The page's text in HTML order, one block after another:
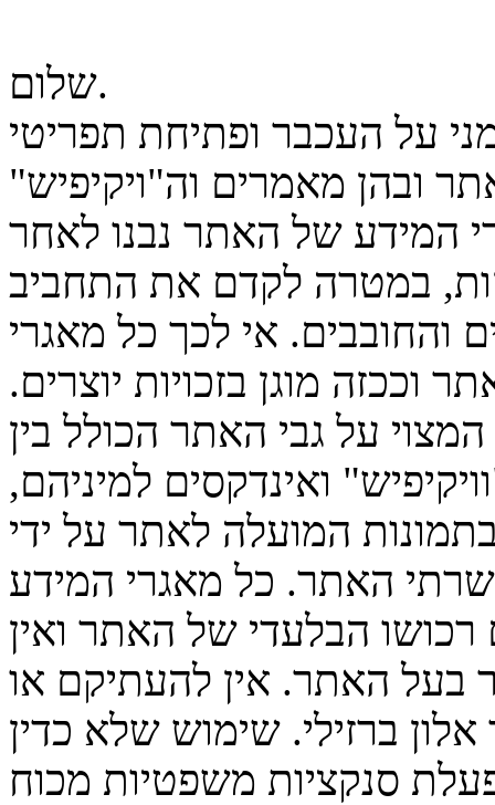
שלום.
על העכבר ופתיחת תפריטי
ובהן מאמרים וה"ויקיפיש"
המידע של האתר נבנו לאחר
במטרה לקדם את התחביב
והחובבים. אי לכך כל מאגרי
וככזה מוגן בזכויות יוצרים.
על גבי האתר הכולל בין
ואינדקסים למיניהם,
המועלה לאתר על ידי
שרתי האתר. כל מאגרי המידע
הבלעדי של האתר ואין
בעל האתר. אין להעתיקם או
ברזילי. שימוש שלא כדין
סנקציות משפטיות מכוח